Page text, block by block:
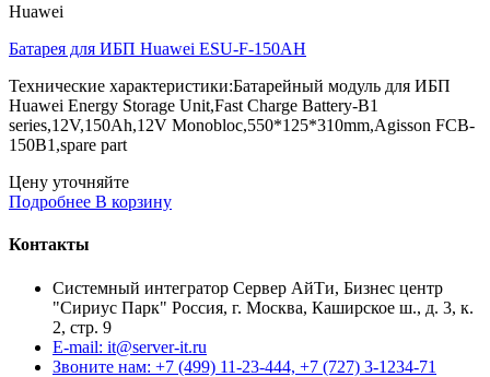
Huawei
Батарея для ИБП Huawei ESU-F-150AH
Технические характеристики:Батарейный модуль для ИБП
Huawei Energy Storage Unit,Fast Charge Battery-B1
series,12V,150Ah,12V Monobloc,550*125*310mm,Agisson FCB-
150B1,spare part
Цену уточняйте
Подробнее В корзину
Контакты
Системный интегратор Сервер АйТи, Бизнес центр
"Сириус Парк" Россия, г. Москва, Каширское ш., д. 3, к.
2, стр. 9
E-mail: it@server-it.ru
Звоните нам: +7 (499) 11-23-444, +7 (727) 3-1234-71